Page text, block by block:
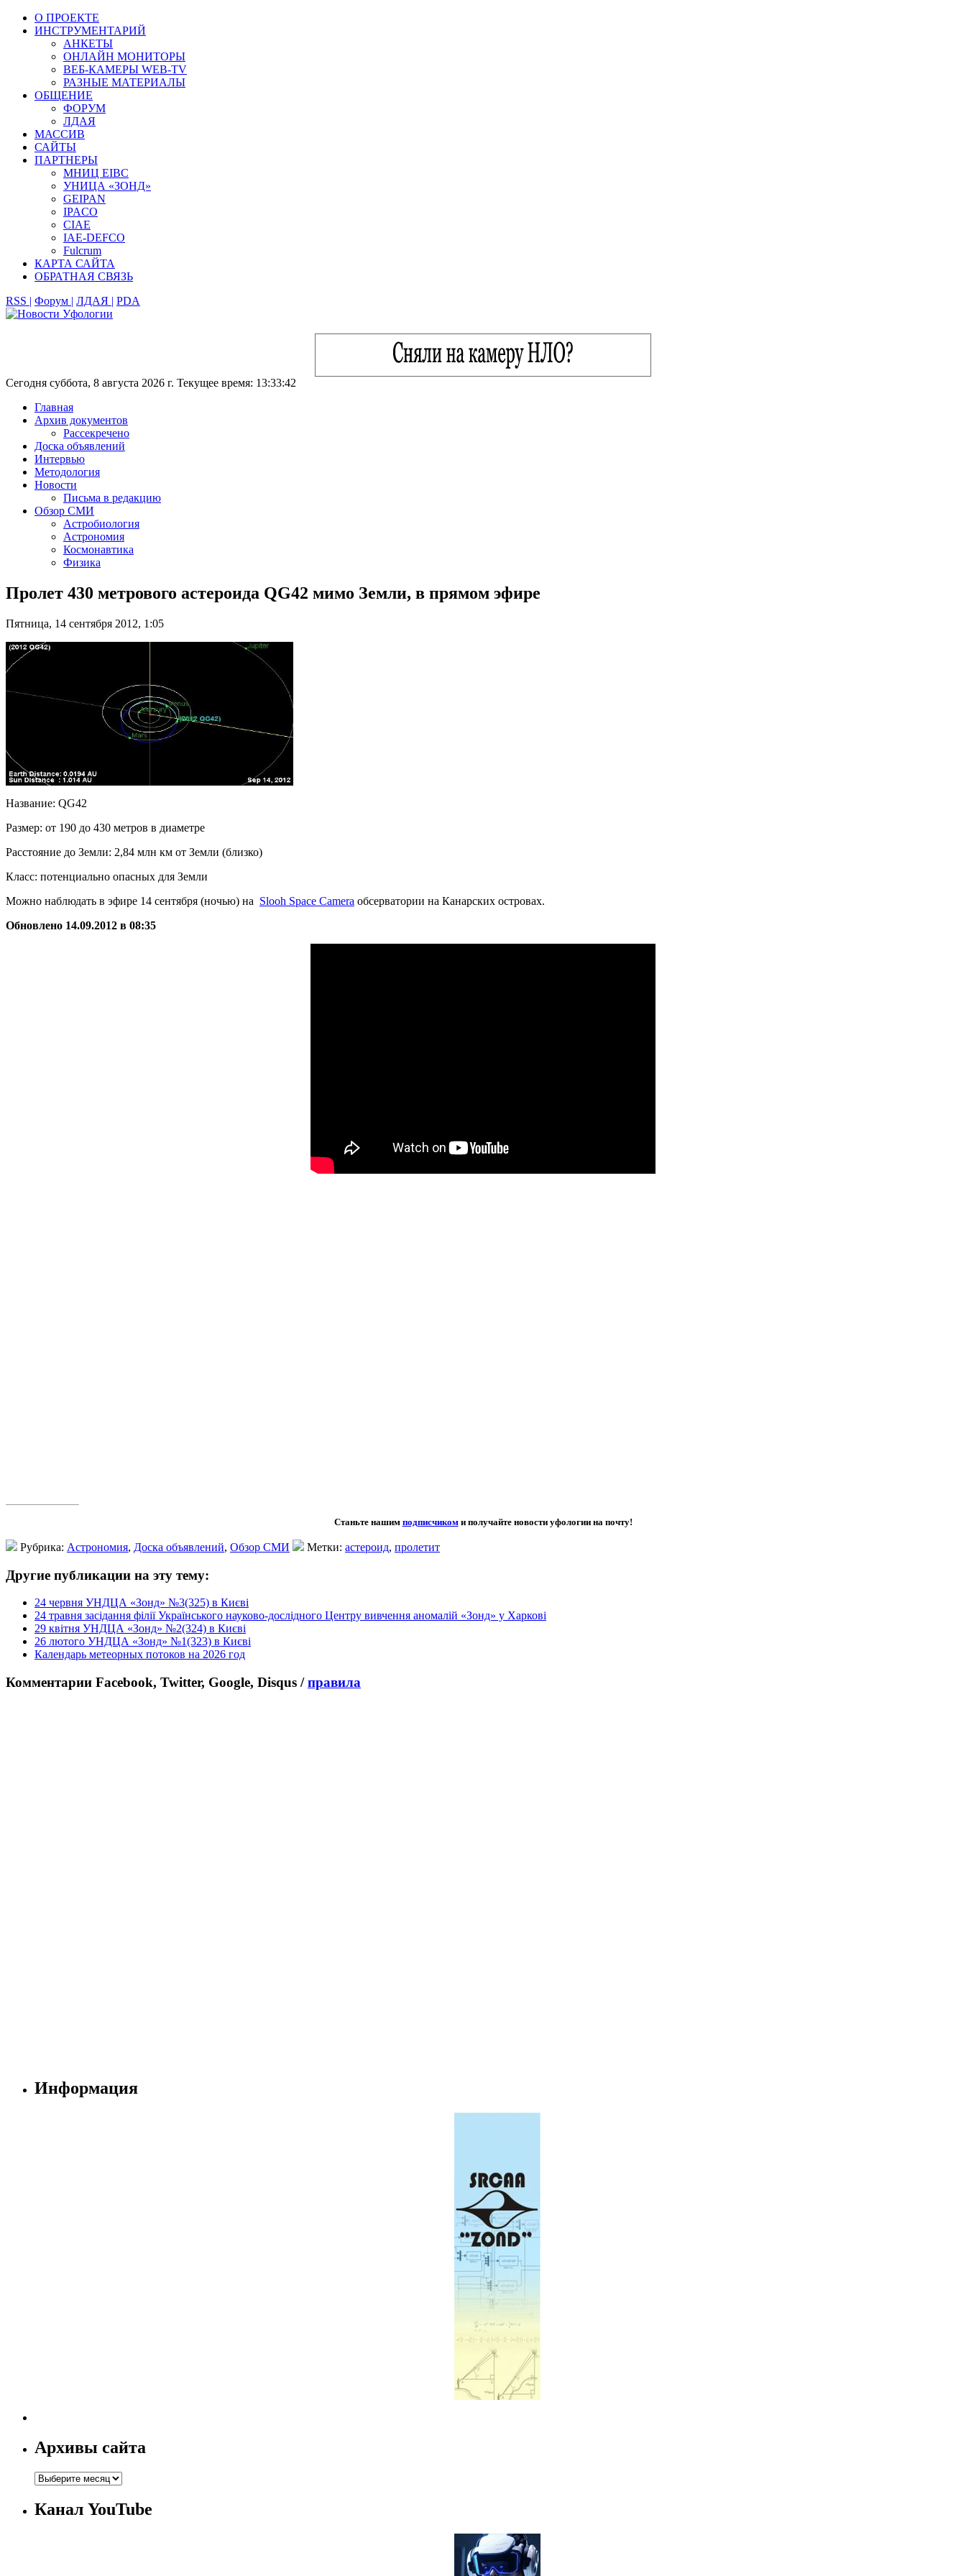
О ПРОЕКТЕ
ИНСТРУМЕНТАРИЙ
АНКЕТЫ
ОНЛАЙН МОНИТОРЫ
ВЕБ-КАМЕРЫ WEB-TV
РАЗНЫЕ МАТЕРИАЛЫ
ОБЩЕНИЕ
ФОРУМ
ЛДАЯ
МАССИВ
САЙТЫ
ПАРТНЕРЫ
МНИЦ EIBC
УНИЦА «ЗОНД»
GEIPAN
IPACO
CIAE
IAE-DEFCO
Fulcrum
КАРТА САЙТА
ОБРАТНАЯ СВЯЗЬ
RSS | Форум | ЛДАЯ | PDA
Сегодня суббота, 8 августа 2026 г. Текущее время: 13:33:43
Главная
Архив документов
Рассекречено
Доска объявлений
Интервью
Методология
Новости
Письма в редакцию
Обзор СМИ
Астробиология
Астрономия
Космонавтика
Физика
Пролет 430 метрового астероида QG42 мимо Земли, в прямом эфире
Пятница, 14 сентября 2012, 1:05
Название: QG42
Размер: от 190 до 430 метров в диаметре
Расстояние до Земли: 2,84 млн км от Земли (близко)
Класс: потенциально опасных для Земли
Можно наблюдать в эфире 14 сентября (ночью) на Slooh Space Camera обсерватории на Канарских островах.
Обновлено 14.09.2012 в 08:35
Станьте нашим подписчикоми получайте новости уфологии на почту!
Рубрика: Астрономия, Доска объявлений, Обзор СМИ Метки: астероид, пролетит
Другие публикации на эту тему:
24 червня УНДЦА «Зонд» №3(325) в Києві
24 травня засідання філії Українського науково-дослідного Центру вивчення аномалій «Зонд» у Харкові
29 квітня УНДЦА «Зонд» №2(324) в Києві
26 лютого УНДЦА «Зонд» №1(323) в Києві
Календарь метеорных потоков на 2026 год
Комментарии Facebook, Twitter, Google, Disqus /правила
Информация
Архивы сайта
Канал YouTube